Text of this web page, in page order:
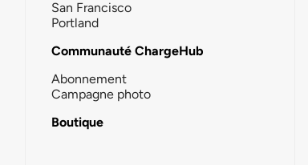
San Francisco
Portland
Communauté ChargeHub
Abonnement
Campagne photo
Boutique